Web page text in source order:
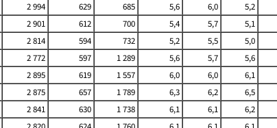
2 994 629 685 5,6 6,0 5,2
2 901 612 700 5,4 5,7 5,1
2 814 594 732 5,2 5,5 5,0
2 772 597 1 289 5,6 5,7 5,6
2 895 619 1 557 6,0 6,0 6,1
2 875 657 1 789 6,3 6,2 6,5
2 841 630 1 738 6,1 6,1 6,2